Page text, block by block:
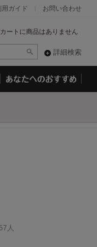
お問い合わせ
用ガイド
ートに商品はありません
詳細検索
人